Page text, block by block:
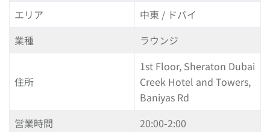
エリア
中東 / ドバイ
業種
ラウンジ
住所
1st Floor, Sheraton Dubai
Creek Hotel and Towers,
Baniyas Rd
営業時間
20:00-2:00